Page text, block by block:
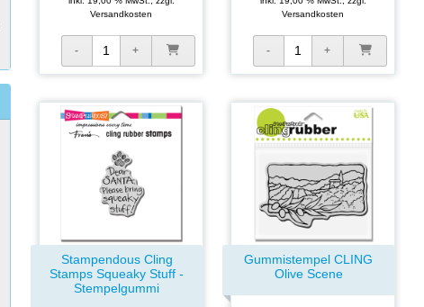
Versandkosten
Versandkosten
Stampendous Cling
Stamps Squeaky Stuff -
Stempelgummi
Gummistempel CLING
Olive Scene